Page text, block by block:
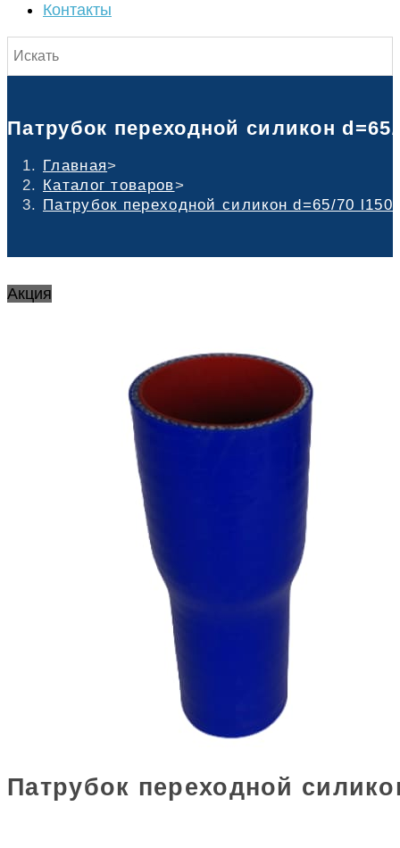
Контакты
Патрубок переходной силикон
Главная>
Каталог товаров>
Патрубок переходной силикон d=65/70 l150
Акция
Патрубок переходной